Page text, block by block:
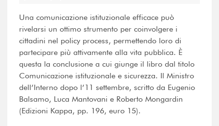
Una comunicazione istituzionale efficace può
rivelarsi un ottimo strumento per coinvolgere i
cittadini nel policy process, permettendo loro di
partecipare più attivamente alla vita pubblica. È
questa la conclusione a cui giunge il libro dal titolo
Comunicazione istituzionale e sicurezza. Il Ministro
dell’Interno dopo l’11 settembre, scritto da Eugenio
Balsamo, Luca Mantovani e Roberto Mongardin
(Edizioni Kappa, pp. 196, euro 15).